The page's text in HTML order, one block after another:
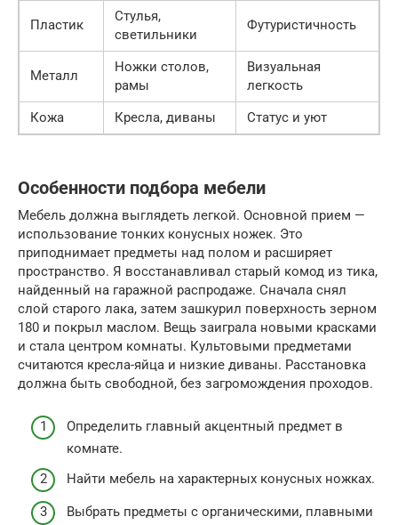
Пластик
Стулья,
светильники
Футуристичность
Металл
Ножки столов,
рамы
Визуальная
легкость
Кожа
Кресла, диваны Статус и уют
Особенности подбора мебели
Мебель должна выглядеть легкой. Основной прием —
использование тонких конусных ножек. Это
приподнимает предметы над полом и расширяет
пространство. Я восстанавливал старый комод из тика,
найденный на гаражной распродаже. Сначала снял
слой старого лака, затем зашкурил поверхность зерном
180 и покрыл маслом. Вещь заиграла новыми красками
и стала центром комнаты. Культовыми предметами
считаются кресла-яйца и низкие диваны. Расстановка
должна быть свободной, без загромождения проходов.
Определить главный акцентный предмет в
комнате.
Найти мебель на характерных конусных ножках.
Выбрать предметы с органическими, плавными